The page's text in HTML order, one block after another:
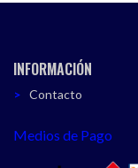
INFORMACIÓN
Contacto
Medios de Pago